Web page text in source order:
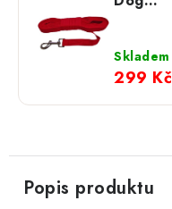
nylonové
červené
Skladem
299 Kč
Popis produktu